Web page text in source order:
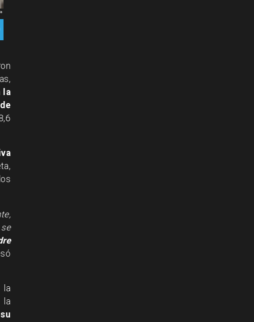
la
la
la